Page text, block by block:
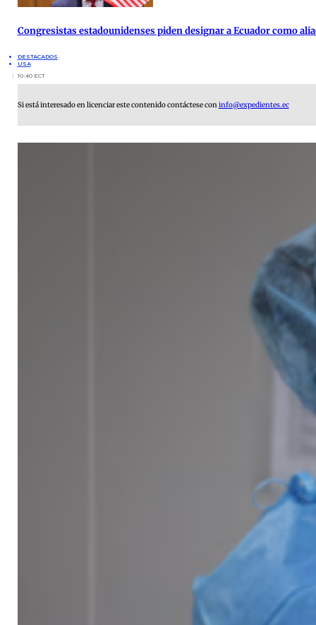
Congresistas estadounidenses piden designar a Ecuador como
DESTACADOS
USA
10:40 ECT
Si está interesado en licenciar este contenido contáctese con info@expedientes.ec